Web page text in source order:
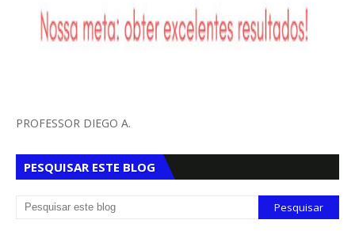
PROFESSOR DIEGO A.
PESQUISAR ESTE BLOG